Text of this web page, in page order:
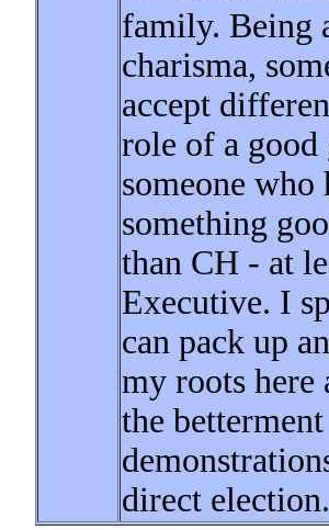
family. Being
charisma,
accept
role of a good
someone who
something
than CH - at
Executive. I
can pack up
my roots here
the
direct election.